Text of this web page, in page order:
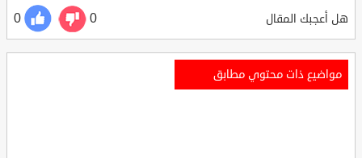
هل أعجبك المقال 0
0
مواضيع ذات محتوي مطابق